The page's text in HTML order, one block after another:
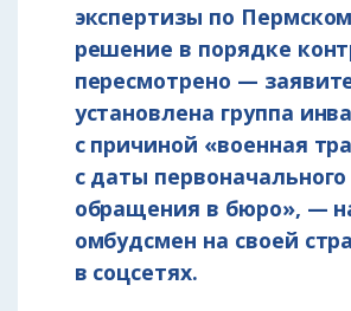
экспертизы по
решение в порядке
пересмотрено —
установлена группа
с причиной «военная
с даты первоначального
обращения в бюро», —
омбудсмен на своей
в соцсетях.